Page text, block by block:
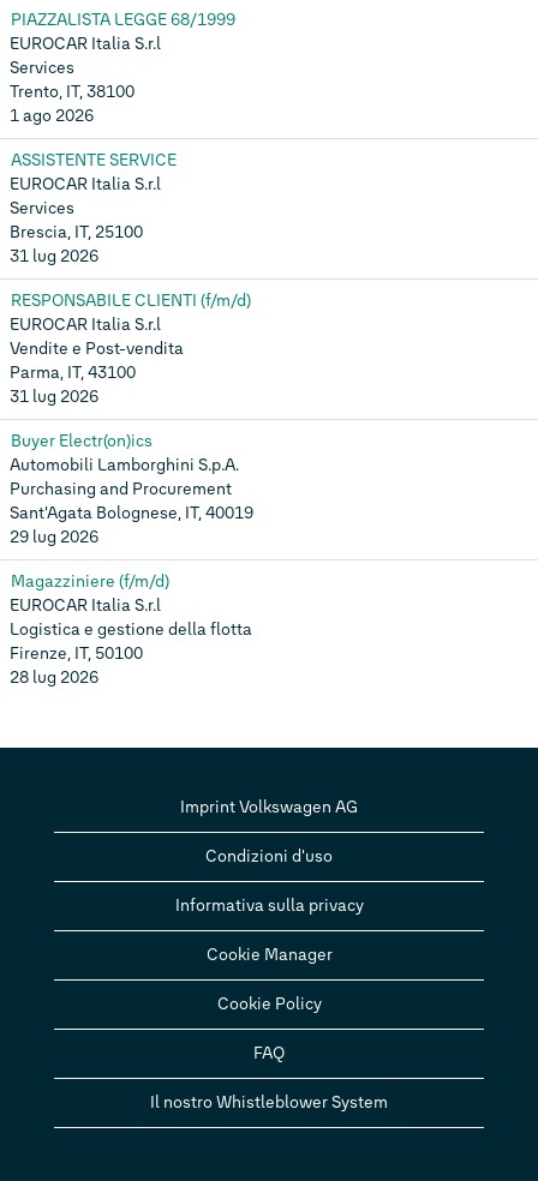
PIAZZALISTA LEGGE 68/1999
EUROCAR Italia S.r.l
Services
Trento, IT, 38100
1 ago 2026
ASSISTENTE SERVICE
EUROCAR Italia S.r.l
Services
Brescia, IT, 25100
31 lug 2026
RESPONSABILE CLIENTI (f/m/d)
EUROCAR Italia S.r.l
Vendite e Post-vendita
Parma, IT, 43100
31 lug 2026
Buyer Electr(on)ics
Automobili Lamborghini S.p.A.
Purchasing and Procurement
Sant'Agata Bolognese, IT, 40019
29 lug 2026
Magazziniere (f/m/d)
EUROCAR Italia S.r.l
Logistica e gestione della flotta
Firenze, IT, 50100
28 lug 2026
Imprint Volkswagen AG
Condizioni d'uso
Informativa sulla privacy
Cookie Manager
Cookie Policy
FAQ
Il nostro Whistleblower System